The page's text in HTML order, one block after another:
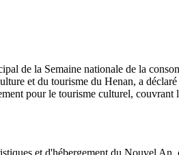
de la Semaine nationale de la
et du tourisme du Henan, a
pour le tourisme culturel, couvrant
et d'hébergement du Nouvel An,